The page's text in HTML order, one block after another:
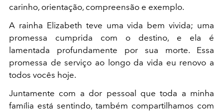
carinho, orientação, compreensão e exemplo.
A rainha Elizabeth teve uma vida bem vivida; uma
promessa cumprida com o destino, e ela é
lamentada profundamente por sua morte. Essa
promessa de serviço ao longo da vida eu renovo a
todos vocês hoje.
Juntamente com a dor pessoal que toda a minha
família está sentindo, também compartilhamos com